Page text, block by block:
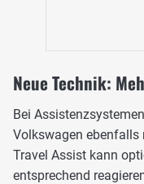
Neue Technik:
Bei
Volkswagen ebenfalls
Travel Assist kann
entsprechend